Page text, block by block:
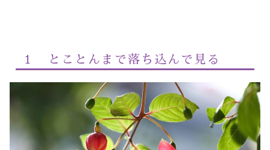
１ とことんまで落ち込んで見る